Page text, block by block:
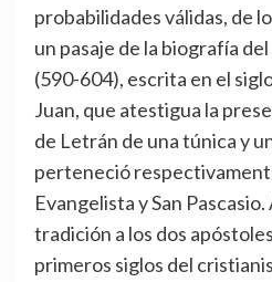
probabilidades válidas, de
un pasaje de la biografía
(590-604), escrita en el
Juan, que atestigua la
de Letrán de una túnica y
perteneció
Evangelista y San
tradición a los dos
primeros siglos del